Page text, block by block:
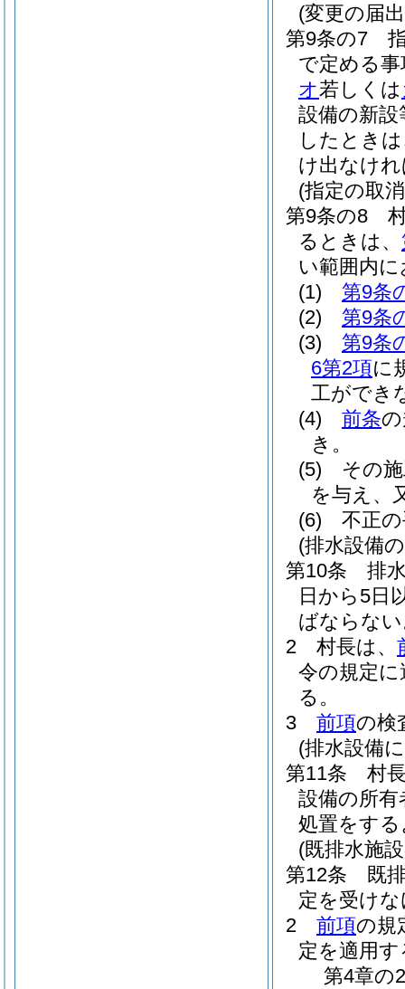
(変更の届
第9条の7
で定める
オ若しくは
設備の新
したとき
け出なけ
(指定の取
第9条の8
るときは、
い範囲内
(1)
第9条
(2)
第9条
(3)
第9条
6第2項に
工ができ
(4)
前条
き。
(5)
その
を与え、
(6)
不正
(排水設備
第10条
排
日から5日
ばならな
2
村長は、
令の規定
る。
3
前項の検
(排水設備
第11条
村
設備の所
処置をす
(既排水施
第12条
既
定を受け
2
前項の規
定を適用す
第4章の2